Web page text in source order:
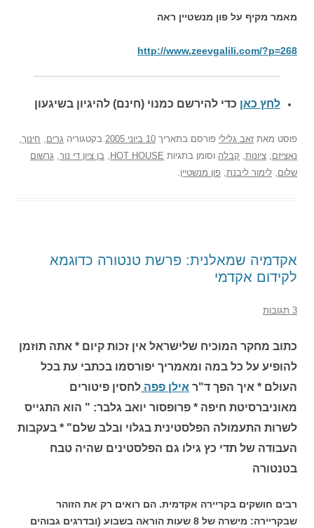
מאמר מקיף על פון מנשטיין ראה
http://www.zeevgalili.com/?p=268
לחץ כאן כדי להירשם כמנוי (חינם) להיגיון בשיגעון
פוסט מאת זאב גלילי פורסם בתאריך 10 ביוני 2005 בקטגוריה גרים חינוך
נאציזם ציונות קבלה וסומן בתגיות HOT HOUSE בן ציון די נור גרשום
שלום לימור ליבנת פון מנשטיין
אקדמיה שמאלנית: פרשת טנטורה כדוגמא
לקידום אקדמי
3 תגובות
כתוב מחקר המוכיח שלישראל אין זכות קיום * אתה תוזמן
להופיע על כל במה ומאמריך יפורסמו בכתבי עת בכל
העולם * איך הפך ד"ר אילן פפה לחסין פיטורים
מאוניברסיטת חיפה * פרופסור יואב גלבר: " הוא התגייס
לשרות התעמולה הפלסטינית בגלוי ובלב שלם" * בעקבות
העבודה של תדי כץ גילו גם הפלסטינים שהיה טבח
בטנטורה
רבים חושקים בקריירה אקדמית. הם רואים רק את הזוהר
שבקריירה: מישרה של 8 שעות הוראה בשבוע (ובדרגים גבוהים